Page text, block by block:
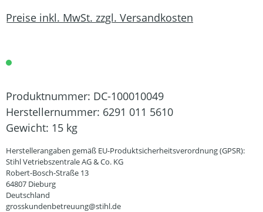
Preise inkl. MwSt. zzgl. Versandkosten
Produktnummer: DC-100010049
Herstellernummer: 6291 011 5610
Gewicht: 15 kg
Herstellerangaben gemäß EU-Produktsicherheitsverordnung (GPSR):
Stihl Vetriebszentrale AG & Co. KG
Robert-Bosch-Straße 13
64807 Dieburg
Deutschland
grosskundenbetreuung@stihl.de